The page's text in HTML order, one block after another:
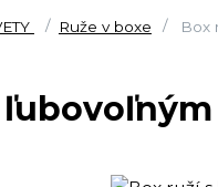
Ruže v boxe Box